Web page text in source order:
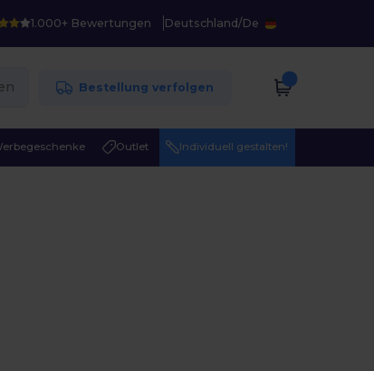
1.000+ Bewertungen Deutschland/De
Bestellung verfolgen
Outlet Individuell gestalten!